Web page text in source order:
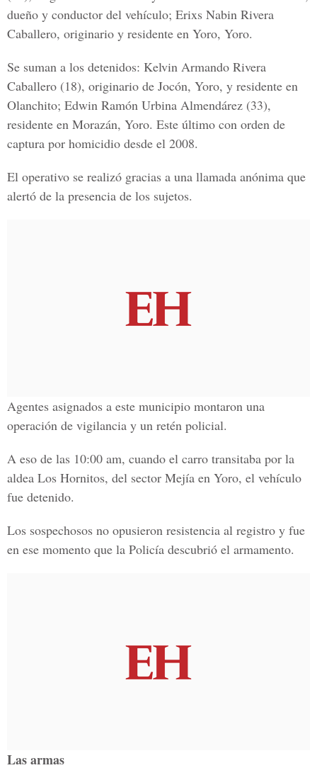
dueño y conductor del vehículo; Erixs Nabin Rivera
Caballero, originario y residente en Yoro, Yoro.
Se suman a los detenidos: Kelvin Armando Rivera
Caballero (18), originario de Jocón, Yoro, y residente en
Olanchito; Edwin Ramón Urbina Almendárez (33),
residente en Morazán, Yoro. Este último con orden de
captura por homicidio desde el 2008.
El operativo se realizó gracias a una llamada anónima que
alertó de la presencia de los sujetos.
Agentes asignados a este municipio montaron una
operación de vigilancia y un retén policial.
A eso de las 10:00 am, cuando el carro transitaba por la
aldea Los Hornitos, del sector Mejía en Yoro, el vehículo
fue detenido.
Los sospechosos no opusieron resistencia al registro y fue
en ese momento que la Policía descubrió el armamento.
Las armas